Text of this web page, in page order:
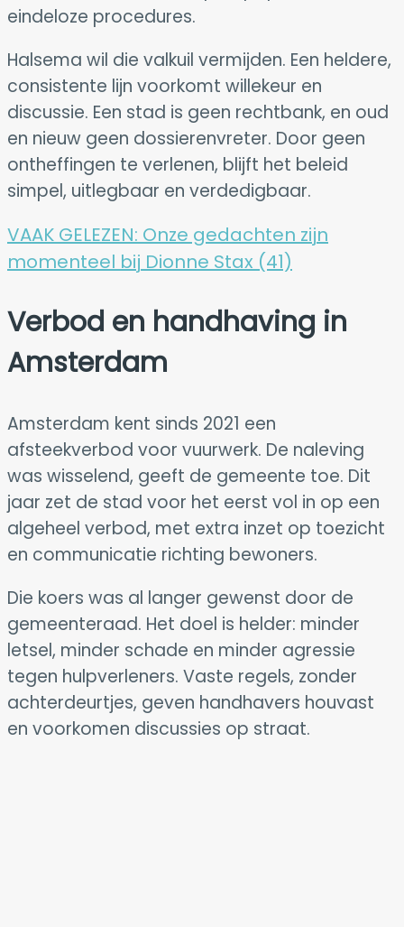
eindeloze procedures.
Halsema wil die valkuil vermijden. Een heldere,
consistente lijn voorkomt willekeur en
discussie. Een stad is geen rechtbank, en oud
en nieuw geen dossierenvreter. Door geen
ontheffingen te verlenen, blijft het beleid
simpel, uitlegbaar en verdedigbaar.
VAAK GELEZEN: Onze gedachten zijn
momenteel bij Dionne Stax (41)
Verbod en handhaving in
Amsterdam
Amsterdam kent sinds 2021 een
afsteekverbod voor vuurwerk. De naleving
was wisselend, geeft de gemeente toe. Dit
jaar zet de stad voor het eerst vol in op een
algeheel verbod, met extra inzet op toezicht
en communicatie richting bewoners.
Die koers was al langer gewenst door de
gemeenteraad. Het doel is helder: minder
letsel, minder schade en minder agressie
tegen hulpverleners. Vaste regels, zonder
achterdeurtjes, geven handhavers houvast
en voorkomen discussies op straat.